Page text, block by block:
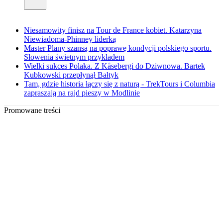
Niesamowity finisz na Tour de France kobiet. Katarzyna
Niewiadoma-Phinney liderką
Master Plany szansą na poprawę kondycji polskiego sportu.
Słowenia świetnym przykładem
Wielki sukces Polaka. Z Kåsebergi do Dziwnowa. Bartek
Kubkowski przepłynął Bałtyk
Tam, gdzie historia łączy się z naturą - TrekTours i Columbia
zapraszają na rajd pieszy w Modlinie
Promowane treści